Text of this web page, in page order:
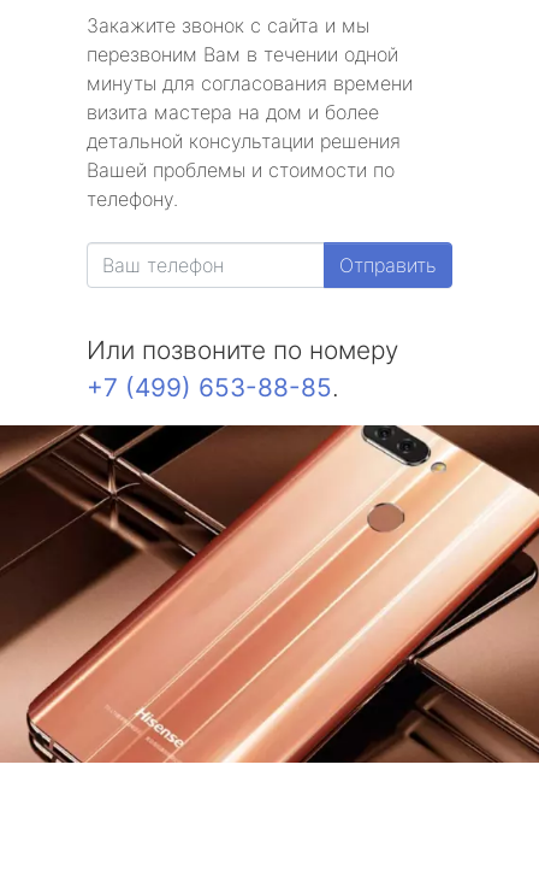
Закажите звонок с сайта и мы
перезвоним Вам в течении одной
минуты для согласования времени
визита мастера на дом и более
детальной консультации решения
Вашей проблемы и стоимости по
телефону.
Отправить
Или позвоните по номеру
+7 (499) 653-88-85.